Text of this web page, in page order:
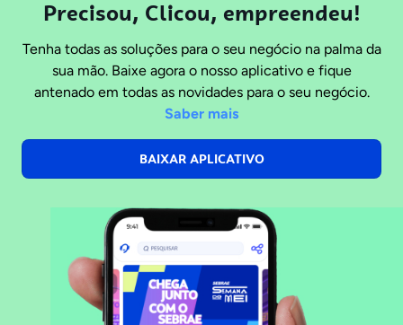
Precisou, Clicou, empreendeu!
Tenha todas as soluções para o seu negócio na palma da
sua mão. Baixe agora o nosso aplicativo e fique
antenado em todas as novidades para o seu negócio.
Saber mais
BAIXAR APLICATIVO